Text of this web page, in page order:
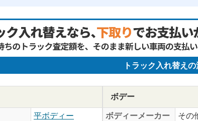
トラック入れ替え
平ボディー
ボデー
ボディーメーカー
その